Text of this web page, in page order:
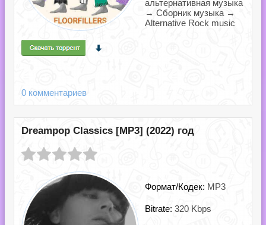
альтернативная музыка
→ Сборник музыка →
Alternative Rock music
0 комментариев
Dreampop Classics [MP3] (2022) год
Формат/Кодек: MP3
Bitrate: 320 Kbps